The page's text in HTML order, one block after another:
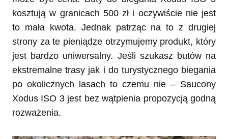
kosztują w granicach 500 zł i oczywiście nie jest
to mała kwota. Jednak patrząc na to z drugiej
strony za te pieniądze otrzymujemy produkt, który
jest bardzo uniwersalny. Jeśli szukasz butów na
ekstremalne trasy jak i do turystycznego biegania
po okolicznych lasach to czemu nie – Saucony
Xodus ISO 3 jest bez wątpienia propozycją godną
rozważenia.